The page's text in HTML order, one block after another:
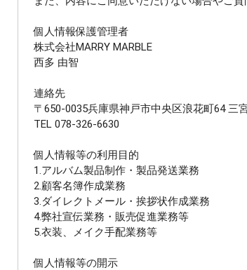
個人情報保護管理者
株式会社MARRY MARBLE
西多 由智
連絡先
〒650-0035兵庫県神戸市中央区浪花町64 三
TEL 078-326-6630
個人情報等の利用目的
1.アルバム製品制作・製品発送業務
2.顧客名簿作成業務
3.ダイレクトメール・挨拶状作成業務
4.弊社宣伝業務・販売促進業務等
5.衣装、メイク手配業務等
個人情報等の開示